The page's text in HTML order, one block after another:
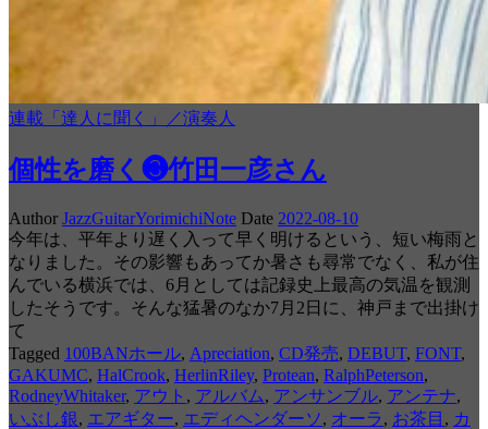
連載「達人に聞く」／演奏人
個性を磨く❸竹田一彦さん
Author JazzGuitarYorimichiNote Date 2022-08-10
今年は、平年より遅く入って早く明けるという、短い梅雨と
なりました。その影響もあってか暑さも尋常でなく、私が住
んでいる横浜では、6月としては記録史上最高の気温を観測
したそうです。そんな猛暑のなか7月2日に、神戸まで出掛け
て
Tagged 100BANホール, Apreciation, CD発売, DEBUT, FONT,
GAKUMC, HalCrook, HerlinRiley, Protean, RalphPeterson,
RodneyWhitaker, アウト , アルバム, アンサンブル, アンテナ,
いぶし銀, エアギター, エディヘンダーソ, オーラ, お茶目 , カ